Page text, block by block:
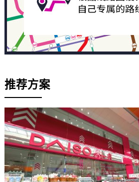
推荐方案